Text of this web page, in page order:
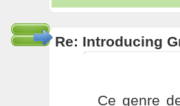
Re: Introducing
Ce genre